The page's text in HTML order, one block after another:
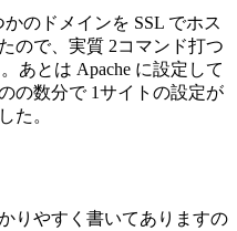
のドメインを SSL でホス
ので、実質 2コマンド打つ
あとは Apache に設定して
の数分で 1サイトの設定が
た。
りやすく書いてありますの